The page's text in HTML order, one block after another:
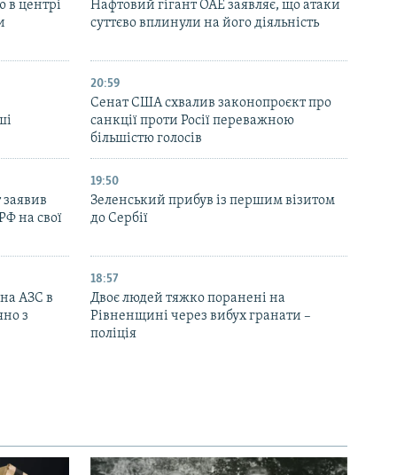
в центрі
Нафтовий гігант ОАЕ заявляє, що атаки
суттєво вплинули на його діяльність
20:59
Cенат США схвалив законопроєкт про
санкції проти Росії переважною
більшістю голосів
на свої
19:50
Зеленський прибув із першим візитом
до Сербії
на АЗС в
з
18:57
Двоє людей тяжко поранені на
Рівненщині через вибух гранати –
поліція